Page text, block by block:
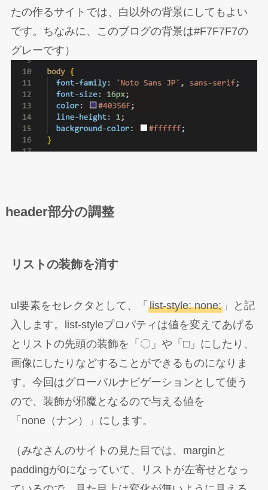
たの作るサイトでは、白以外の背景にしてもよい
です。ちなみに、このブログの背景は#F7F7F7の
グレーです）
header部分の調整
リストの装飾を消す
ul要素をセレクタとして、「 list-style: none;」と記
入します。list-styleプロパティは値を変えてあげる
とリストの先頭の装飾を「〇」や「□」にしたり、
画像にしたりなどすることができるものになりま
す。今回はグローバルナビゲーションとして使う
ので、装飾が邪魔となるので与える値を
「none（ナン）」にします。
（みなさんのサイトの見た目では、marginと
paddingが0になっていて、リストが左寄せとなっ